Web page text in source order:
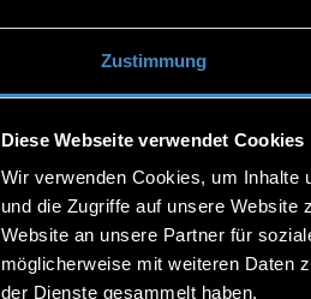
Zustimmung
Diese Webseite verwendet Cookies
Wir verwenden Cookies, um Inhalte
und die Zugriffe auf unsere Website
Website an unsere Partner für
möglicherweise mit weiteren Daten
der Dienste gesammelt haben.